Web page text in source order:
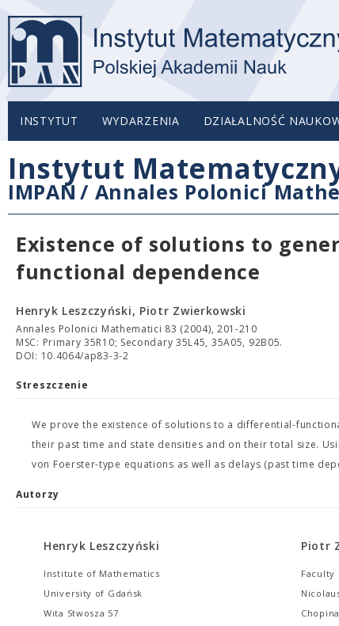
INSTYTUT WYDARZENIA DZIAŁALNOŚĆ
Instytut
IMPAN / Annales Polonici
Existence of solutions to
functional dependence
Henryk Leszczyński, Piotr Zwierkowski
Annales Polonici Mathematici 83 (2004), 201-210
MSC: Primary 35R10; Secondary 35L45, 35A05, 92B05.
DOI: 10.4064/ap83-3-2
Streszczenie
We prove the existence of solutions to a differential-
their past time and state densities and on their total size.
von Foerster-type equations as well as delays (past time
Autorzy
Henryk Leszczyński
Institute of Mathematics
University of Gdańsk
Wita Stwosza 57
Piotr
Faculty